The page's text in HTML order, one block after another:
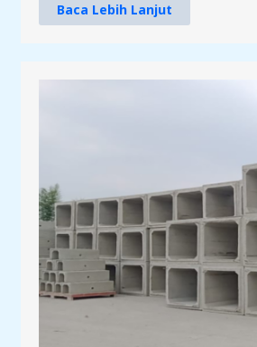
Baca Lebih Lanjut